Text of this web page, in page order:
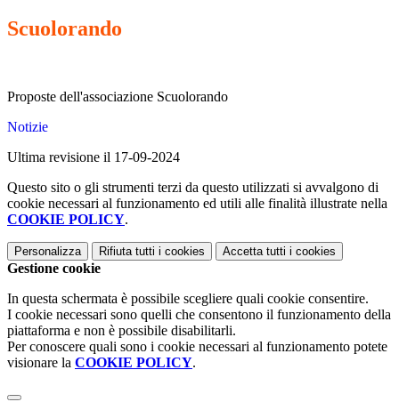
Scuolorando
Proposte dell'associazione Scuolorando
Notizie
Ultima revisione il 17-09-2024
Questo sito o gli strumenti terzi da questo utilizzati si avvalgono di
cookie necessari al funzionamento ed utili alle finalità illustrate nella
COOKIE POLICY.
Personalizza Rifiuta tutti i cookies Accetta tutti i cookies
Gestione cookie
In questa schermata è possibile scegliere quali cookie consentire.
I cookie necessari sono quelli che consentono il funzionamento della
piattaforma e non è possibile disabilitarli.
Per conoscere quali sono i cookie necessari al funzionamento potete
visionare la COOKIE POLICY.